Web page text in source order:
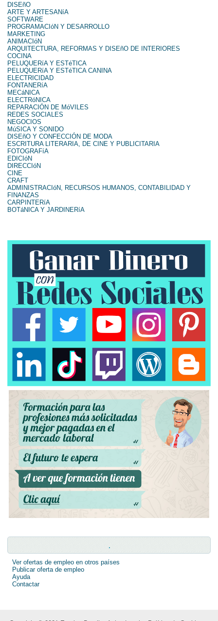
DISEñO
ARTE Y ARTESANíA
SOFTWARE
PROGRAMACIóN Y DESARROLLO
MARKETING
ANIMACIóN
ARQUITECTURA, REFORMAS Y DISEñO DE INTERIORES
COCINA
PELUQUERíA Y ESTéTICA
PELUQUERíA Y ESTéTICA CANINA
ELECTRICIDAD
FONTANERíA
MECáNICA
ELECTRóNICA
REPARACIÓN DE MóVILES
REDES SOCIALES
NEGOCIOS
MúSICA Y SONIDO
DISEñO Y CONFECCIÓN DE MODA
ESCRITURA LITERARIA, DE CINE Y PUBLICITARIA
FOTOGRAFíA
EDICIóN
DIRECCIóN
CINE
CRAFT
ADMINISTRACIóN, RECURSOS HUMANOS, CONTABILIDAD Y
FINANZAS
CARPINTERíA
BOTáNICA Y JARDINERíA
.
Ver ofertas de empleo en otros países
Publicar oferta de empleo
Ayuda
Contactar